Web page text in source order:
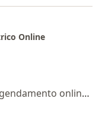
Online
Esse especialista não oferece agendamento online para esse endereço.